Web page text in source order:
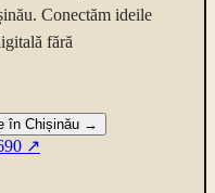
. Conectăm ideile
fără
în Chișinău →
↗